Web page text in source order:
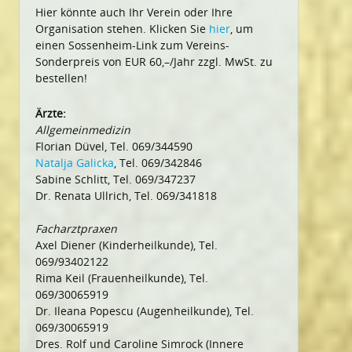
Hier könnte auch Ihr Verein oder Ihre
Organisation stehen. Klicken Sie hier, um
einen Sossenheim-Link zum Vereins-
Sonderpreis von EUR 60,–/Jahr zzgl. MwSt. zu
bestellen!
Ärzte:
Allgemeinmedizin
Florian Düvel, Tel. 069/344590
Natalja Galicka, Tel. 069/342846
Sabine Schlitt, Tel. 069/347237
Dr. Renata Ullrich, Tel. 069/341818
Facharztpraxen
Axel Diener (Kinderheilkunde), Tel.
069/93402122
Rima Keil (Frauenheilkunde), Tel.
069/30065919
Dr. Ileana Popescu (Augenheilkunde), Tel.
069/30065919
Dres. Rolf und Caroline Simrock (Innere